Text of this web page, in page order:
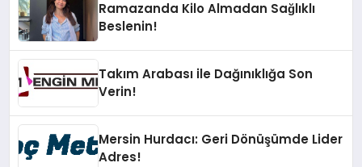
Ramazanda Kilo Almadan Sağlıklı
Beslenin!
Takım Arabası ile Dağınıklığa Son
Verin!
Mersin Hurdacı: Geri Dönüşümde Lider
Adres!